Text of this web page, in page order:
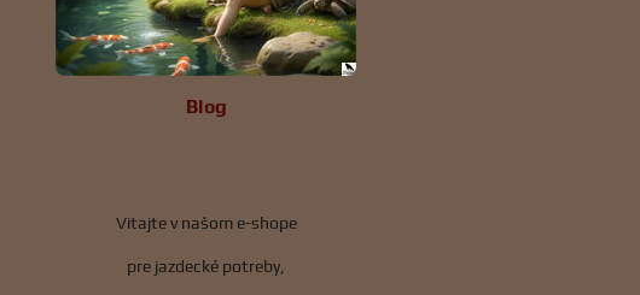
Blog
Vitajte v našom e-shope
pre jazdecké potreby,